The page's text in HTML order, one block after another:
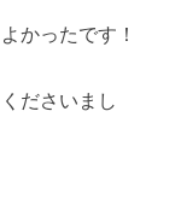
かったです！
ださいまし